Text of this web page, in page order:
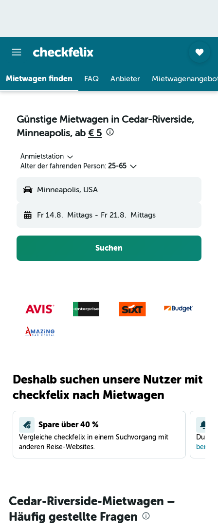
Mietwagen finden FAQ Anbieter
Günstige Mietwagen in Cedar-Riverside,
Minneapolis, ab € 5
Anmietstation
Alter der fahrenden Person: 25-65
Minneapolis, USA
Fr 14.8. Mittags - Fr 21.8. Mittags
Suchen
Deshalb suchen unsere Nutzer mit
checkfelix nach Mietwagen
Spare über 40 %
Vergleiche checkfelix in einem Suchvorgang mit
anderen Reise-Websites.
Du
Cedar-Riverside-Mietwagen –
Häufig gestellte Fragen